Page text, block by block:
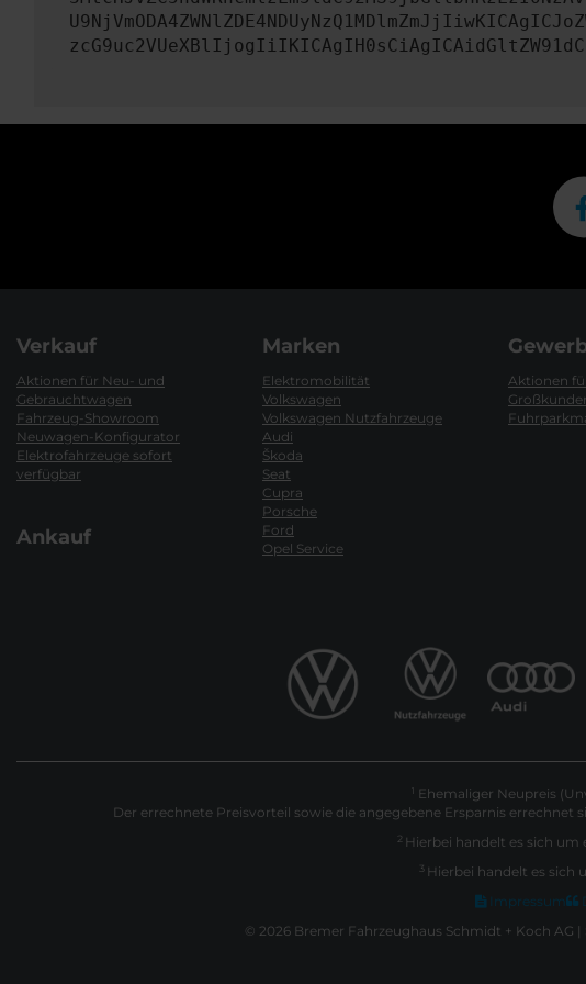
Verkauf
Aktionen für Neu- und
Gebrauchtwagen
Fahrzeug-Showroom
Neuwagen-Konfigurator
Elektrofahrzeuge sofort
verfügbar
Ankauf
Marken
Elektromobilität
Volkswagen
Volkswagen Nutzfahrzeuge
Audi
Škoda
Seat
Cupra
Porsche
Ford
Opel Service
Aktionen
1 Ehemaliger Neupreis
Der errechnete Preisvorteil sowie die angegebene Ersparnis
2 Hierbei handelt es sich
3 Hierbei handelt es sich
Impressum
© 2026 Bremer Fahrzeughaus Schmidt + Koch